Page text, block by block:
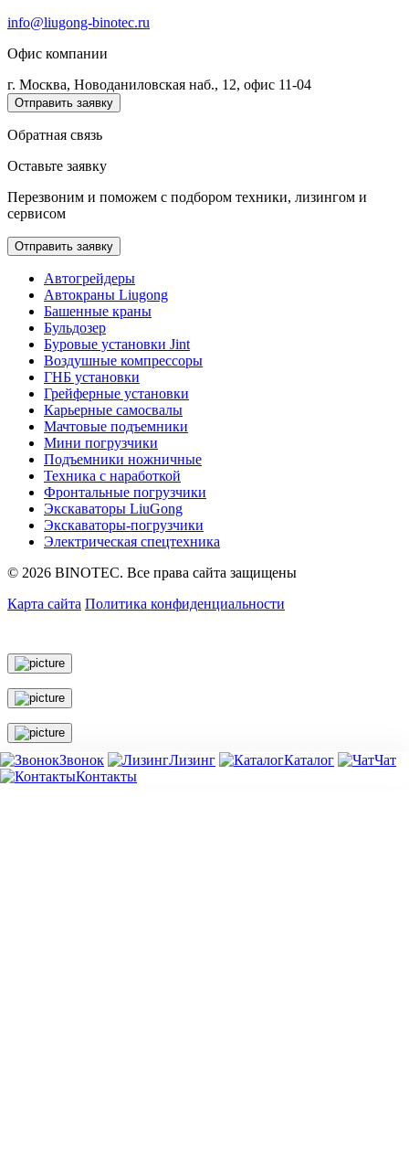
info@liugong-binotec.ru
Офис компании
г. Москва, Новоданиловская наб., 12, офис 11-04
Отправить заявку
Обратная связь
Оставьте заявку
Перезвоним и поможем с подбором техники, лизингом и
сервисом
Отправить заявку
Автогрейдеры
Автокраны Liugong
Башенные краны
Бульдозер
Буровые установки Jint
Воздушные компрессоры
ГНБ установки
Грейферные установки
Карьерные самосвалы
Мачтовые подъемники
Мини погрузчики
Подъемники ножничные
Техника с наработкой
Фронтальные погрузчики
Экскаваторы LiuGong
Экскаваторы-погрузчики
Электрическая спецтехника
© 2026 BINOTEC. Все права сайта защищены
Карта сайта Политика конфиденциальности
Звонок Лизинг Каталог
Чат
Контакты